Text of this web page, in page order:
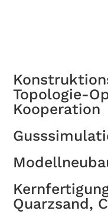
Topologie-
Kooperation
Quarzsand,